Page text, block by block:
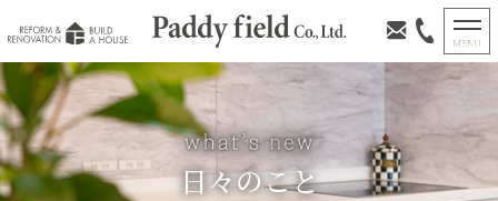
日々のこと